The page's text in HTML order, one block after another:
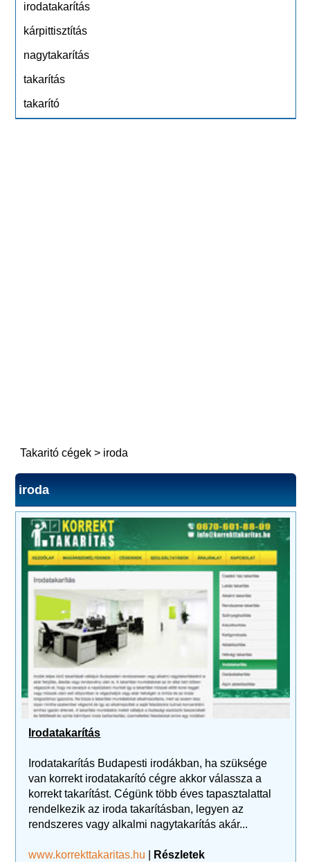
irodatakarítás
kárpittisztítás
nagytakarítás
takarítás
takarító
Takaritó cégek > iroda
iroda
Irodatakarítás
Irodatakarítás Budapesti irodákban, ha szüksége
van korrekt irodatakarító cégre akkor válassza a
korrekt takarítást. Cégünk több éves tapasztalattal
rendelkezik az iroda takarításban, legyen az
rendszeres vagy alkalmi nagytakarítás akár...
www.korrekttakaritas.hu Részletek